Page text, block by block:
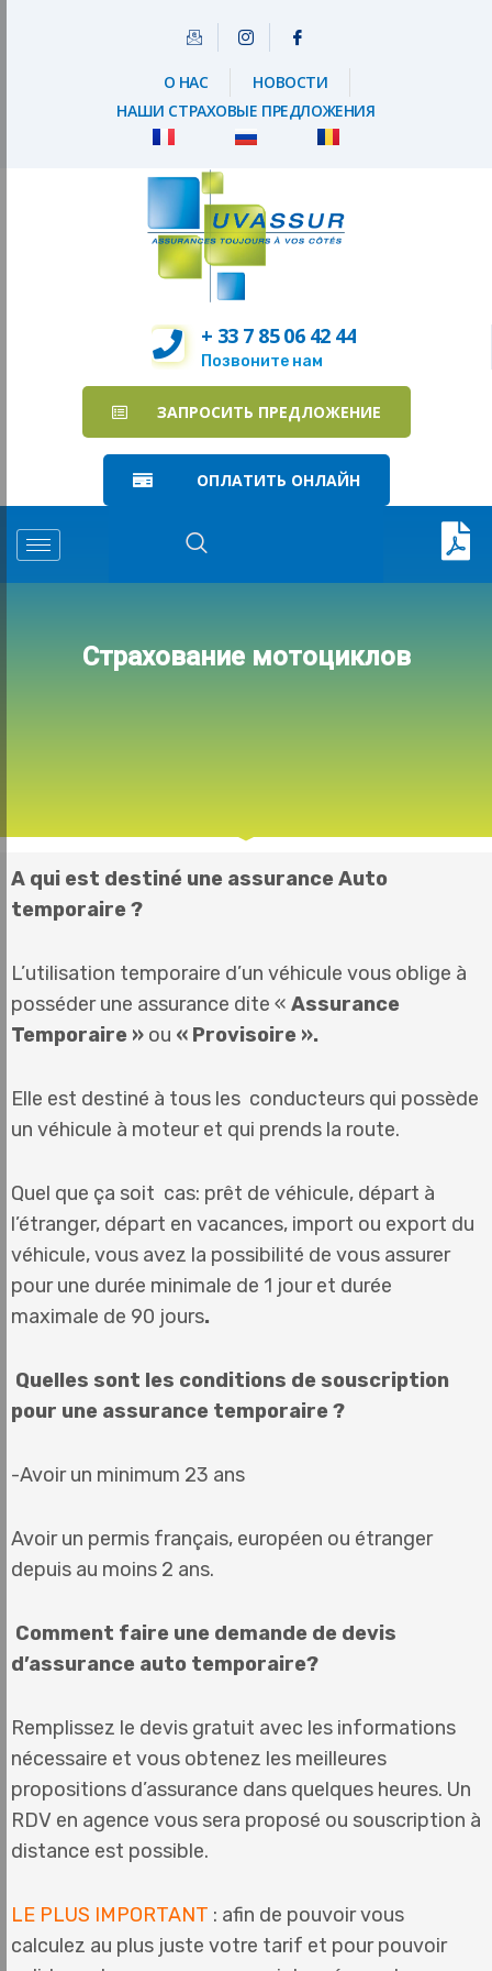
О НАС
НОВОСТИ
НАШИ СТРАХОВЫЕ ПРЕДЛОЖЕНИЯ
+ 33 7 85 06 42 44
Позвоните нам
ЗАПРОСИТЬ ПРЕДЛОЖЕНИЕ
ОПЛАТИТЬ ОНЛАЙН
Страхование мотоциклов
A qui est destiné une assurance Auto
temporaire ?
L’utilisation temporaire d’un véhicule vous oblige à
posséder une assurance dite « Assurance
Temporaire » ou « Provisoire ».
Elle est destiné à tous les conducteurs qui possède
un véhicule à moteur et qui prends la route.
Quel que ça soit cas: prêt de véhicule, départ à
l’étranger, départ en vacances, import ou export du
véhicule, vous avez la possibilité de vous assurer
pour une durée minimale de 1 jour et durée
maximale de 90 jours.
Quelles sont les conditions de souscription
pour une assurance temporaire ?
-Avoir un minimum 23 ans
Avoir un permis français, européen ou étranger
depuis au moins 2 ans.
Comment faire une demande de devis
d’assurance auto temporaire?
Remplissez le devis gratuit avec les informations
nécessaire et vous obtenez les meilleures
propositions d’assurance dans quelques heures. Un
RDV en agence vous sera proposé ou souscription à
distance est possible.
LE PLUS IMPORTANT : afin de pouvoir vous
calculez au plus juste votre tarif et pour pouvoir